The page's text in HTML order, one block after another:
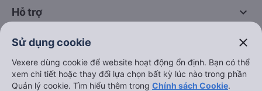
keyboard_arrow_down
Hỗ trợ
keyboard_arrow_down
Trở thành đối tác
Đối tác thanh toán
Sử dụng cookie close
Vexere dùng cookie để website hoạt động ổn định. Bạn có thể
xem chi tiết hoặc thay đổi lựa chọn bất kỳ lúc nào trong phần
Quản lý cookie. Tìm hiểu thêm trong Chính sách Cookie.